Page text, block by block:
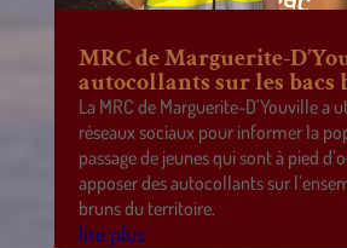
MRC de Marguerite-
autocollants sur les bacs
La MRC de Marguerite-D’Youville a
réseaux sociaux pour informer la
passage de jeunes qui sont à pied
apposer des autocollants sur
bruns du territoire.
lire plus